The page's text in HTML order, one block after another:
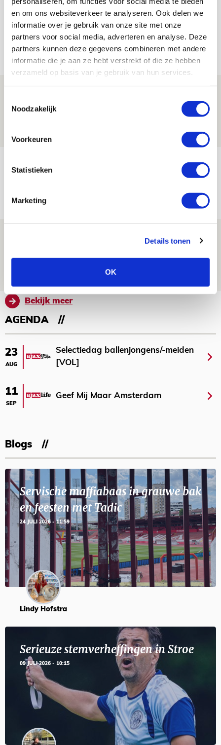
en om ons websiteverkeer te analyseren. Ook delen we
informatie over je gebruik van onze site met onze
partners voor social media, adverteren en analyse. Deze
partners kunnen deze gegevens combineren met andere
informatie die je aan ze hebt verstrekt of die ze hebben
verzameld op basis van je gebruik van hun services.
Noodzakelijk
Voorkeuren
Statistieken
Marketing
Details tonen
OK
Net binnen //
Ajax - Helmond Sport!
Reis jij als mascotte mee naar uitduel
PRIJSVRAAG
Drie dingen die je moet weten over
Bekijk meer
AGENDA
23
AUG
Selectiedag ballenjongens/-meiden
[VOL]
11
SEP
Geef Mij Maar Amsterdam
Blogs
Servische maffiabaas in grauwe bak
en feesten met Tadic
24 JULI 2026 - 11:59
Lindy Hofstra
Serieuze stemverheffingen in Stroe
09 JULI 2026 - 10:15